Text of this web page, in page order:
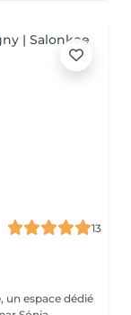
13
un espace dédié